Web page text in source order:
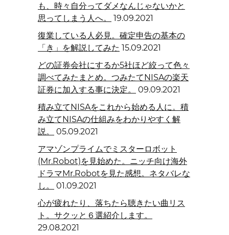
も、時々自分ってダメなんじゃないかと
思ってしまう人へ。
19.09.2021
復業している人必見。確定申告の基本の
「き」を解説してみた 15.09.2021
どの証券会社にするか5社ほど絞って色々
調べてみたまとめ。つみたてNISAの楽天
証券に加入する事に決定。
09.09.2021
積み立てNISAをこれから始める人に。積
み立てNISAの仕組みをわかりやすく解
説。
05.09.2021
アマゾンプライムでミスターロボット
(Mr.Robot)を見始めた。ニッチ向け海外
ドラマMr.Robotを見た感想。ネタバレな
し。
01.09.2021
心が疲れたり、落ちたら聴きたい曲リス
ト。サクッと６選紹介します。
29.08.2021